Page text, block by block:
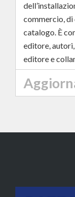
commercio,
catalogo. È
editore,
editore e